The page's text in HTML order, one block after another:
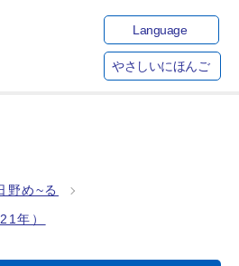
Language
やさしいにほんご
野め~る
年）